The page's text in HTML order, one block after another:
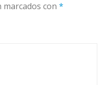
con *